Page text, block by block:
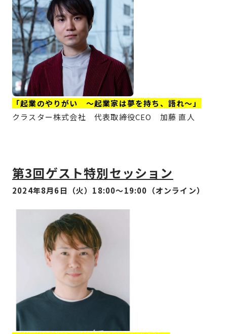
「起業のやりがい 〜起業家は夢を持ち、語れ〜」
クラスター株式会社 代表取締役CEO 加藤 直人
第3回ゲスト特別セッション
2024年8月6日（火）18:00〜19:00（オンライン）